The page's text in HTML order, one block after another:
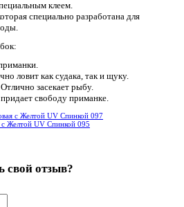
клеем.
специально разработана для
ловит как судака, так и щуку.
засекает рыбу.
свободу приманке.
с Желтой UV Спинкой 097
Желтой UV Спинкой 095
свой отзыв?